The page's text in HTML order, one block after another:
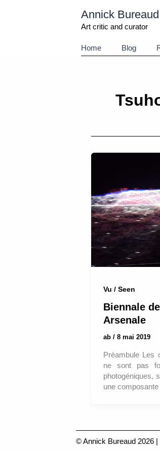
Annick Bureaud
Art critic and curator
Home Blog
Vu / Seen
Biennale
Arsenale
ab / 8 mai 2019
Préambule Les
ne sont pas
photogéniques,
une
© Annick Bureaud 2026 |